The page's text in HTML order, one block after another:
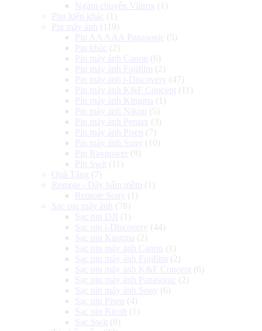
Ngàm chuyển Viltrox (1)
Phụ kiện khác (1)
Pin máy ảnh
(119)
Pin AA AAA Panasonic (5)
Pin khác (2)
Pin máy ảnh Canon
(6)
Pin máy ảnh Fujifilm (2)
Pin máy ảnh i-Discovery (47)
Pin máy ảnh K&F Concept (11)
Pin máy ảnh Kingma (1)
Pin máy ảnh Nikon
(5)
Pin máy ảnh Pentax (3)
Pin máy ảnh Pisen
(7)
Pin máy ảnh Sony (10)
Pin Ravpower
(9)
Pin Swit (11)
Quà Tặng (7)
Remote - Dây bấm mềm (1)
Remote Sony (1)
Sạc pin máy ảnh
(78)
Sạc pin DJI (1)
Sạc pin i-Discovery (44)
Sạc pin Kingma (2)
Sạc pin máy ảnh Canon
(1)
Sạc pin máy ảnh Fujifilm (2)
Sạc pin máy ảnh K&F Concept (6)
Sạc pin máy ảnh Panasonic (2)
Sạc pin máy ảnh Sony (6)
Sạc pin Pisen
(4)
Sạc pin Ricoh
(1)
Sạc Swit (8)